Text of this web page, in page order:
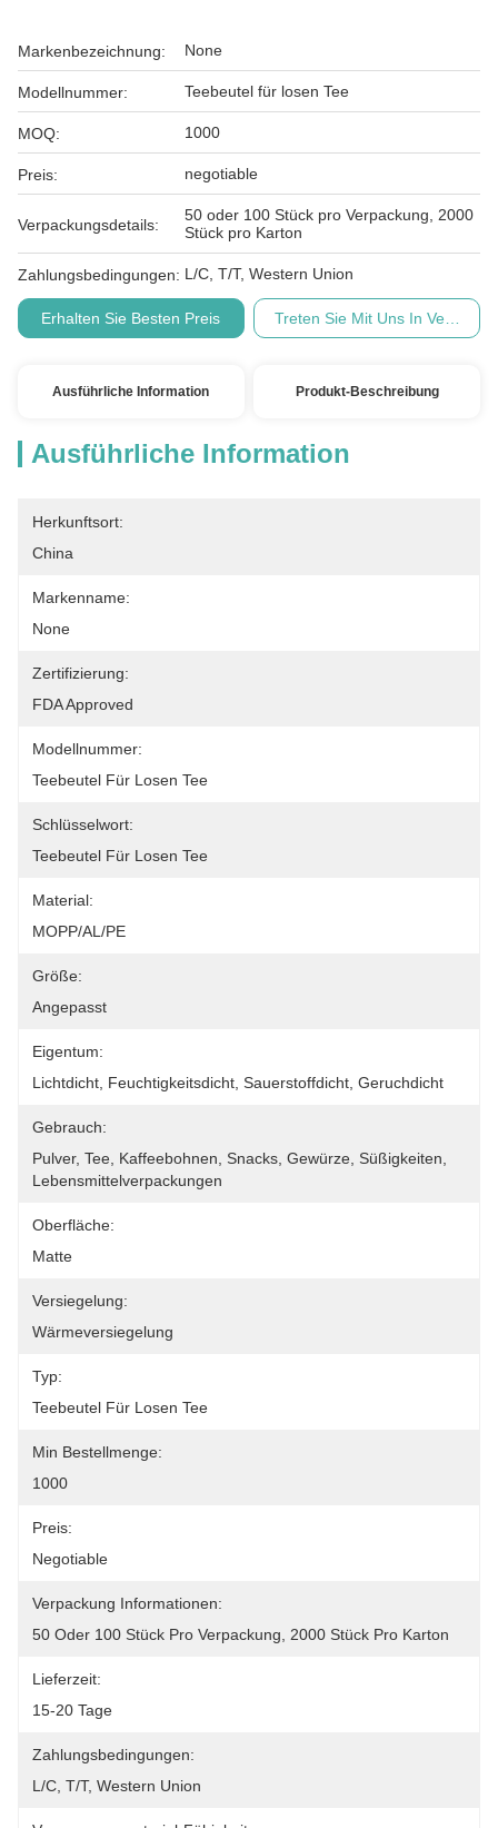
Markenbezeichnung: None
Modellnummer: Teebeutel für losen Tee
MOQ: 1000
Preis: negotiable
Verpackungsdetails:
50 oder 100 Stück pro Verpackung, 2000
Stück pro Karton
Zahlungsbedingungen: L/C, T/T, Western Union
Erhalten Sie Besten Preis Treten Sie Mit Uns In
Ausführliche Information Produkt-Beschreibung
Ausführliche Information
Herkunftsort:
China
Markenname:
None
Zertifizierung:
FDA Approved
Modellnummer:
Teebeutel Für Losen Tee
Schlüsselwort:
Teebeutel Für Losen Tee
Material:
MOPP/AL/PE
Größe:
Angepasst
Eigentum:
Lichtdicht, Feuchtigkeitsdicht, Sauerstoffdicht, Geruchdicht
Gebrauch:
Pulver, Tee, Kaffeebohnen, Snacks, Gewürze, Süßigkeiten,
Lebensmittelverpackungen
Oberfläche:
Matte
Versiegelung:
Wärmeversiegelung
Typ:
Teebeutel Für Losen Tee
Min Bestellmenge:
1000
Preis:
Negotiable
Verpackung Informationen:
50 Oder 100 Stück Pro Verpackung, 2000 Stück Pro Karton
Lieferzeit:
15-20 Tage
Zahlungsbedingungen:
L/C, T/T, Western Union